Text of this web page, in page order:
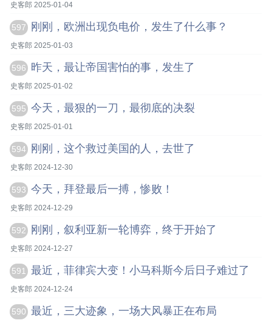
史客郎 2025-01-04
597 刚刚，欧洲出现负电价，发生了什么事？
史客郎 2025-01-03
596 昨天，最让帝国害怕的事，发生了
史客郎 2025-01-02
595 今天，最狠的一刀，最彻底的决裂
史客郎 2025-01-01
594 刚刚，这个救过美国的人，去世了
史客郎 2024-12-30
593 今天，拜登最后一搏，惨败！
史客郎 2024-12-29
592 刚刚，叙利亚新一轮博弈，终于开始了
史客郎 2024-12-27
591 最近，菲律宾大变！小马科斯今后日子难过了
史客郎 2024-12-24
590 最近，三大迹象，一场大风暴正在布局